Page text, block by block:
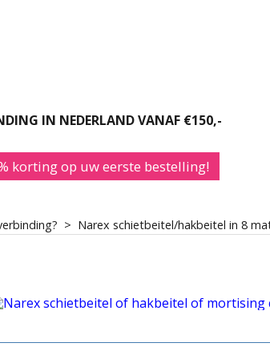
IN NEDERLAND VANAF €150,-
korting op uw eerste bestelling!
> Narex schietbeitel/hakbeitel in 8
uw eerste aankoop!
waardevolle tips voor uw narex
gereedschap.
Voornaam *